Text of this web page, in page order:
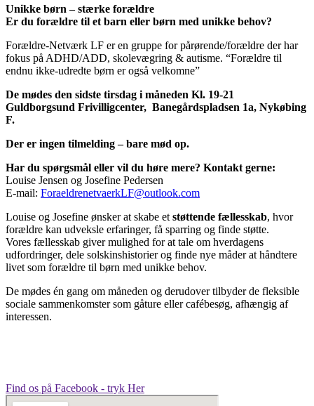
Unikke børn – stærke forældre
Er du forældre til et barn eller børn med unikke behov?
Forældre-Netværk LF er en gruppe for pårørende/forældre der har
fokus på ADHD/ADD, skolevægring & autisme. “Forældre til
endnu ikke-udredte børn er også velkomne”
De mødes den sidste tirsdag i måneden Kl. 19-21
Guldborgsund Frivilligcenter, Banegårdspladsen 1a, Nykøbing
F.
Der er ingen tilmelding – bare mød op.
Har du spørgsmål eller vil du høre mere? Kontakt gerne:
Louise Jensen og Josefine Pedersen
E-mail: ForaeldrenetvaerkLF@outlook.com
Louise og Josefine ønsker at skabe et støttende fællesskab, hvor
forældre kan udveksle erfaringer, få sparring og finde støtte.
Vores fællesskab giver mulighed for at tale om hverdagens
udfordringer, dele solskinshistorier og finde nye måder at håndtere
livet som forældre til børn med unikke behov.
De mødes én gang om måneden og derudover tilbyder de fleksible
sociale sammenkomster som gåture eller cafébesøg, afhængig af
interessen.
Find os på Facebook - tryk Her